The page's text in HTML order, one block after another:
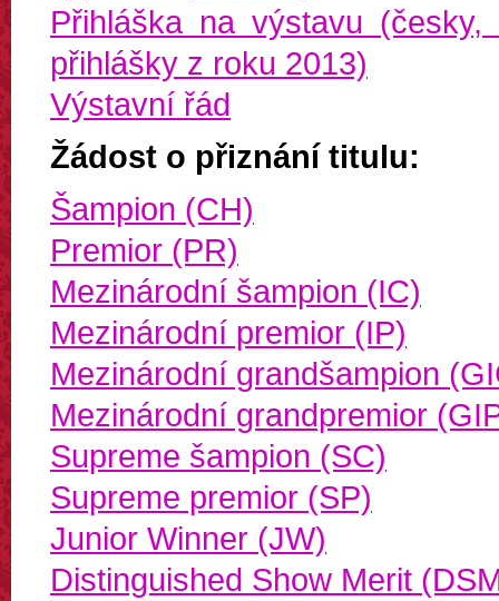
Přihláška na výstavu (česky,
přihlášky z roku 2013)
Výstavní řád
Žádost o přiznání titulu:
Šampion (CH)
Premior (PR)
Mezinárodní šampion (IC)
Mezinárodní premior (IP)
Mezinárodní grandšampion
Mezinárodní grandpremior
Supreme šampion (SC)
Supreme premior (SP)
Junior Winner (JW)
Distinguished Show Merit